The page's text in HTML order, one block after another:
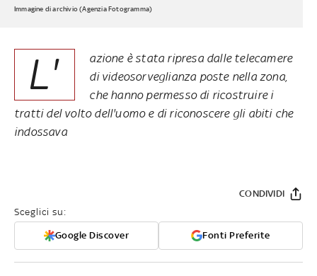
Immagine di archivio (Agenzia Fotogramma)
L'
azione è stata ripresa dalle telecamere
di videosorveglianza poste nella zona,
che hanno permesso di ricostruire i
tratti del volto dell'uomo e di riconoscere gli abiti che
indossava
Sceglici su:
Google Discover Fonti Preferite
CONDIVIDI